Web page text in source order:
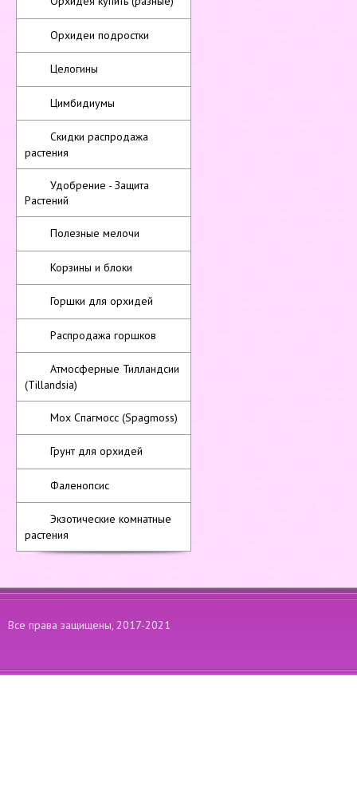
Орхидеи подростки
Целогины
Цимбидиумы
Скидки распродажа
растения
Удобрение - Защита
Растений
Полезные мелочи
Корзины и блоки
Горшки для орхидей
Распродажа горшков
Атмосферные Тилландсии
(Tillandsia)
Мох Спагмосс (Spagmoss)
Грунт для орхидей
Фаленопсис
Экзотические комнатные
растения
Все права защищены, 2017-2021